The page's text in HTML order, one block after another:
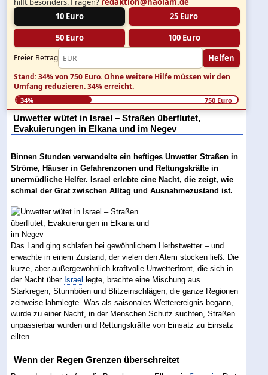
10 Euro
25 Euro
50 Euro 100 Euro
Freier Betrag Helfen
Stand: 34% von 750 Euro.Ohne weitere Hilfe müssen wir den
Umfang reduzieren.34% erreicht.
34% 750 Euro
Unwetter wütet in Israel – Straßen überflutet,
Evakuierungen in Elkana und im Negev
Binnen Stunden verwandelte ein heftiges Unwetter Straßen in
Ströme, Häuser in Gefahrenzonen und Rettungskräfte in
unermüdliche Helfer. Israel erlebte eine Nacht, die zeigt, wie
schmal der Grat zwischen Alltag und Ausnahmezustand ist.
Das Land ging schlafen bei gewöhnlichem Herbstwetter – und
erwachte in einem Zustand, der vielen den Atem stocken ließ. Die
kurze, aber außergewöhnlich kraftvolle Unwetterfront, die sich in
der Nacht über Israel
legte, brachte eine Mischung aus
Starkregen, Sturmböen und Blitzeinschlägen, die ganze Regionen
zeitweise lahmlegte. Was als saisonales Wetterereignis begann,
wurde zu einer Nacht, in der Menschen Schutz suchten, Straßen
unpassierbar wurden und Rettungskräfte von Einsatz zu Einsatz
eilten.
Wenn der Regen Grenzen überschreitet